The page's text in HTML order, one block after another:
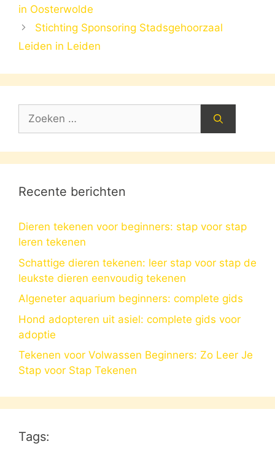
in Oosterwolde
Stichting Sponsoring Stadsgehoorzaal
Leiden in Leiden
Zoek
Recente berichten
Dieren tekenen voor beginners: stap voor stap
leren tekenen
Schattige dieren tekenen: leer stap voor stap de
leukste dieren eenvoudig tekenen
Algeneter aquarium beginners: complete gids
Hond adopteren uit asiel: complete gids voor
adoptie
Tekenen voor Volwassen Beginners: Zo Leer Je
Stap voor Stap Tekenen
Tags: